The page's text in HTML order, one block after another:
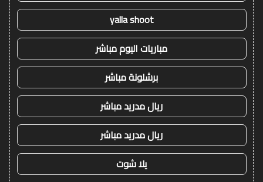
yalla shoot
مباريات اليوم مباشر
برشلونة مباشر
ريال مدريد مباشر
ريال مدريد مباشر
يلا شوت